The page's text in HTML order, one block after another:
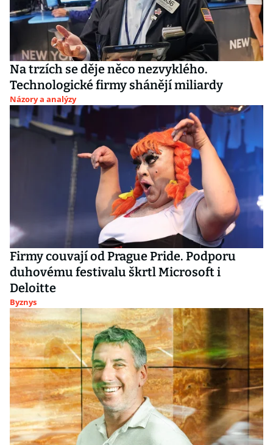
Na trzích se děje něco nezvyklého.
Technologické firmy shánějí miliardy
Názory a analýzy
Firmy couvají od Prague Pride. Podporu
duhovému festivalu škrtl Microsoft i
Deloitte
Byznys